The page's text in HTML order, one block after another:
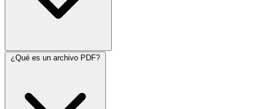
¿Qué es un archivo PDF?